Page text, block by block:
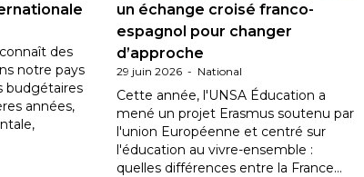
des
notre pays
budgétaires
années,
un échange croisé franco-
espagnol pour changer
d’approche
29 juin 2026 - National
Cette année, l'UNSA Éducation a
mené un projet Erasmus soutenu par
l'union Européenne et centré sur
l'éducation au vivre-ensemble :
quelles différences entre la France…